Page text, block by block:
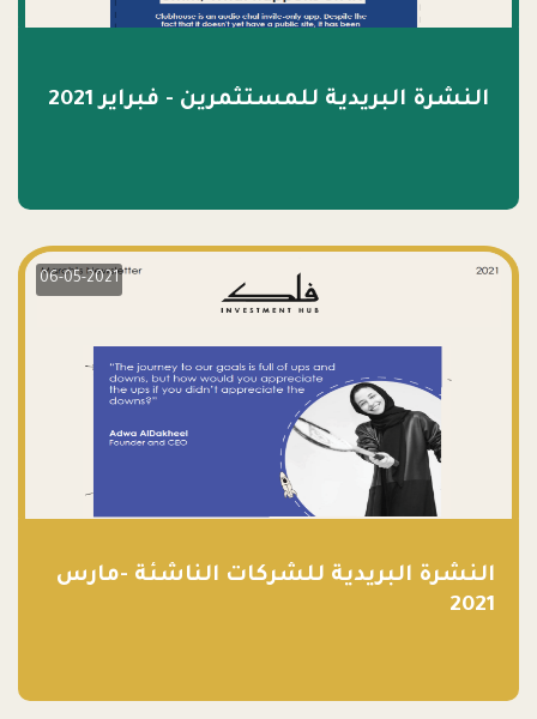
النشرة البريدية للمستثمرين - فبراير 2021
06-05-2021
النشرة البريدية للشركات الناشئة -مارس
2021